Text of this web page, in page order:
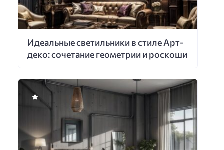
Идеальные светильники в стиле Арт-
деко: сочетание геометрии и роскоши